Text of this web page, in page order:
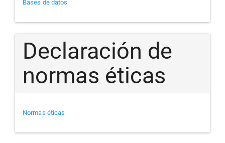
Bases de datos
Declaración de
normas éticas
Normas éticas